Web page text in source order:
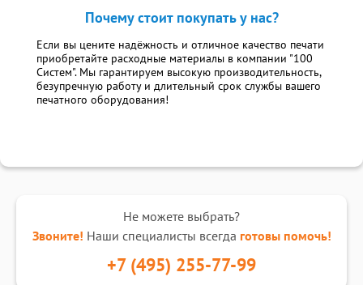
Почему стоит покупать у нас?
Если вы цените надёжность и отличное качество печати
приобретайте расходные материалы в компании "100
Систем". Мы гарантируем высокую производительность,
безупречную работу и длительный срок службы вашего
печатного оборудования!
Не можете выбрать?
Звоните! Наши специалисты всегда готовы помочь!
+7 (495) 255-77-99